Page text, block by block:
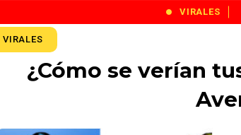
VIRALES
VIRALES
¿Cómo se verían